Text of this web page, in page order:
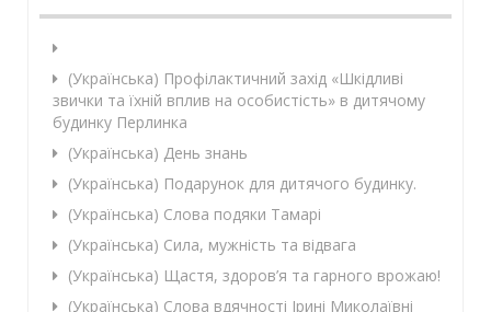
(Українська) Профілактичний захід «Шкідливі
звички та їхній вплив на особистість» в дитячому
будинку Перлинка
(Українська) День знань
(Українська) Подарунок для дитячого будинку.
(Українська) Слова подяки Тамарі
(Українська) Сила, мужність та відвага
(Українська) Щастя, здоров’я та гарного врожаю!
(Українська) Слова вдячності Ірині Миколаївні